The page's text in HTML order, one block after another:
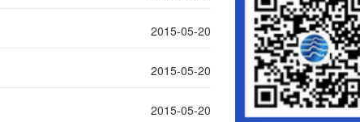
2015-05-20
2015-05-20
2015-05-20